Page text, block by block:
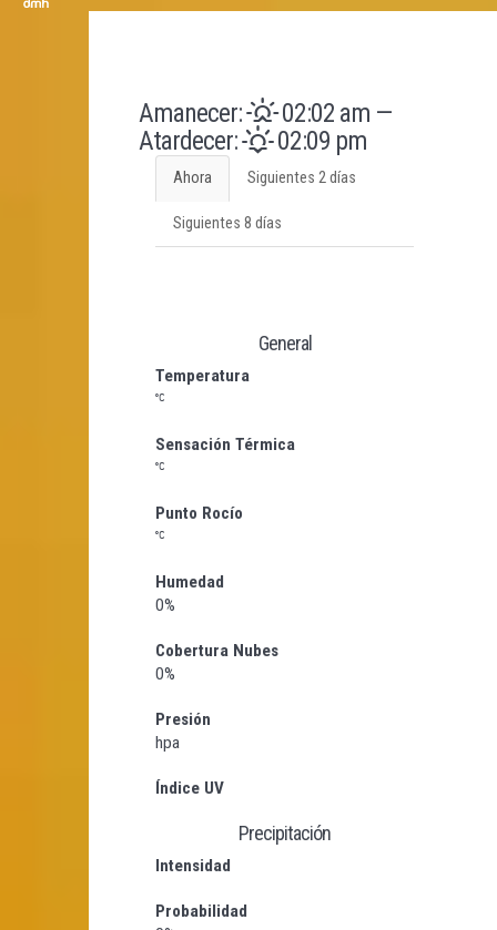
Amanecer: 02:02 am —
Atardecer:
02:09 pm
Ahora Siguientes 2 días
Siguientes 8 días
General
Temperatura
Sensación Térmica
Punto Rocío
Humedad
0%
Cobertura Nubes
0%
Presión
hpa
Índice UV
Precipitación
Intensidad
Probabilidad